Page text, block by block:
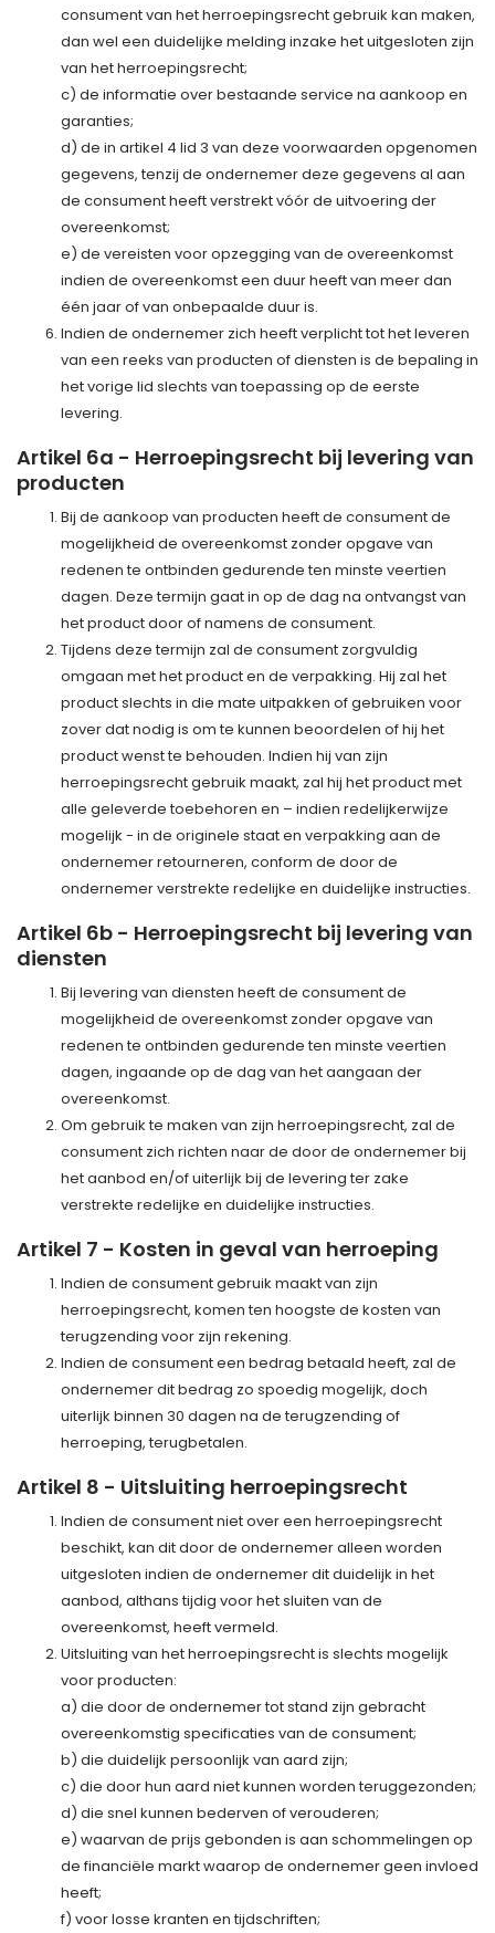
consument van het herroepingsrecht gebruik kan maken,
dan wel een duidelijke melding inzake het uitgesloten zijn
van het herroepingsrecht;
c) de informatie over bestaande service na aankoop en
garanties;
d) de in artikel 4 lid 3 van deze voorwaarden opgenomen
gegevens, tenzij de ondernemer deze gegevens al aan
de consument heeft verstrekt vóór de uitvoering der
overeenkomst;
e) de vereisten voor opzegging van de overeenkomst
indien de overeenkomst een duur heeft van meer dan
één jaar of van onbepaalde duur is.
Indien de ondernemer zich heeft verplicht tot het leveren
van een reeks van producten of diensten is de bepaling in
het vorige lid slechts van toepassing op de eerste
levering.
Artikel 6a - Herroepingsrecht bij levering van
producten
Bij de aankoop van producten heeft de consument de
mogelijkheid de overeenkomst zonder opgave van
redenen te ontbinden gedurende ten minste veertien
dagen. Deze termijn gaat in op de dag na ontvangst van
het product door of namens de consument.
Tijdens deze termijn zal de consument zorgvuldig
omgaan met het product en de verpakking. Hij zal het
product slechts in die mate uitpakken of gebruiken voor
zover dat nodig is om te kunnen beoordelen of hij het
product wenst te behouden. Indien hij van zijn
herroepingsrecht gebruik maakt, zal hij het product met
alle geleverde toebehoren en – indien redelijkerwijze
mogelijk - in de originele staat en verpakking aan de
ondernemer retourneren, conform de door de
ondernemer verstrekte redelijke en duidelijke instructies.
Artikel 6b - Herroepingsrecht bij levering van
diensten
Bij levering van diensten heeft de consument de
mogelijkheid de overeenkomst zonder opgave van
redenen te ontbinden gedurende ten minste veertien
dagen, ingaande op de dag van het aangaan der
overeenkomst.
Om gebruik te maken van zijn herroepingsrecht, zal de
consument zich richten naar de door de ondernemer bij
het aanbod en/of uiterlijk bij de levering ter zake
verstrekte redelijke en duidelijke instructies.
Artikel 7 - Kosten in geval van herroeping
Indien de consument gebruik maakt van zijn
herroepingsrecht, komen ten hoogste de kosten van
terugzending voor zijn rekening.
Indien de consument een bedrag betaald heeft, zal de
ondernemer dit bedrag zo spoedig mogelijk, doch
uiterlijk binnen 30 dagen na de terugzending of
herroeping, terugbetalen.
Artikel 8 - Uitsluiting herroepingsrecht
Indien de consument niet over een herroepingsrecht
beschikt, kan dit door de ondernemer alleen worden
uitgesloten indien de ondernemer dit duidelijk in het
aanbod, althans tijdig voor het sluiten van de
overeenkomst, heeft vermeld.
Uitsluiting van het herroepingsrecht is slechts mogelijk
voor producten:
a) die door de ondernemer tot stand zijn gebracht
overeenkomstig specificaties van de consument;
b) die duidelijk persoonlijk van aard zijn;
c) die door hun aard niet kunnen worden teruggezonden;
d) die snel kunnen bederven of verouderen;
e) waarvan de prijs gebonden is aan schommelingen op
de financiële markt waarop de ondernemer geen invloed
heeft;
f) voor losse kranten en tijdschriften;